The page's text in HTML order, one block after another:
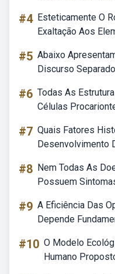
#4 Esteticamente O
Exaltação Aos
#5 Abaixo
Discurso
#6 Todas As
Células
#7 Quais Fatores
Desenvolvimento
#8 Nem Todas As
Possuem
#9 A Eficiência Das
Depende
#10 O Modelo
Humano